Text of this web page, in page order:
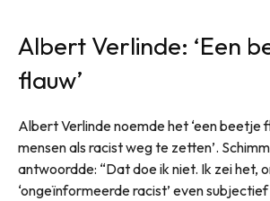
Albert Verlinde: ‘Een
flauw’
Albert Verlinde noemde het ‘een beetje
mensen als racist weg te zetten’.
antwoordde: “Dat doe ik niet. Ik zei het,
‘ongeïnformeerde racist’ even subjectief